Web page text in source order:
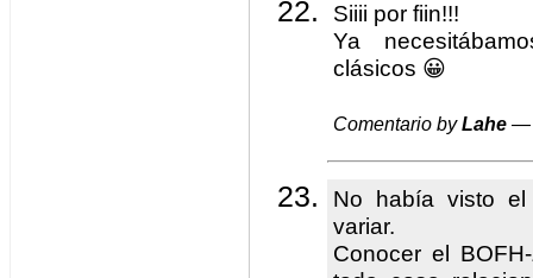
Siiii por fiin!!!
Ya
clásicos 😀
Comentario byLahe —
No había visto
variar.
Conocer el